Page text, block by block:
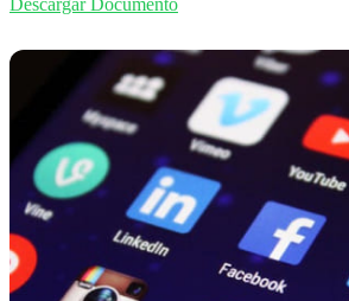
Descargar Documento